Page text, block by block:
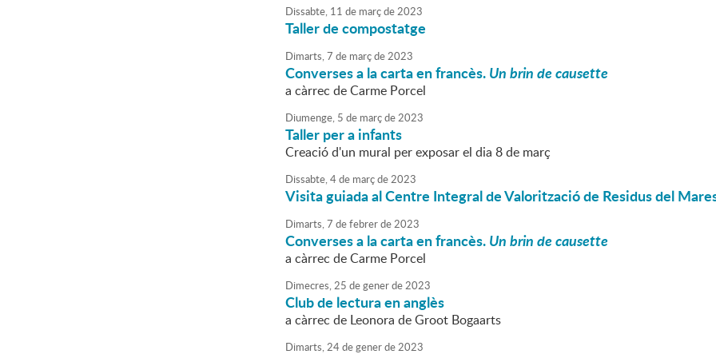
Dissabte, 11 de marçde2023
Taller de compostatge
Dimarts,7 de marçde2023
Converses a la carta en francès.Un brin de causette
a càrrec de Carme Porcel
Diumenge, 5 de marçde2023
Taller per a infants
Creació d'un mural per exposar el dia 8 de març
Dissabte,4de marçde2023
Visita guiada al Centre Integral de Valorització de Residus del
Dimarts,7 defebrerde2023
Converses a la carta en francès.Un brin de causette
a càrrec de Carme Porcel
Dimecres,25 degenerde2023
Club de lectura en anglès
a càrrec de Leonora de Groot Bogaarts
Dimarts,24degenerde2023